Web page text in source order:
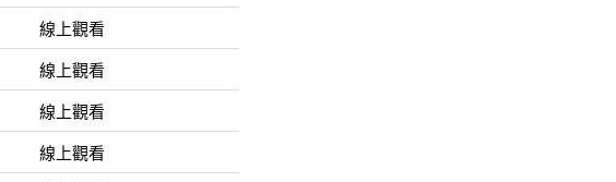
線上觀看
線上觀看
線上觀看
線上觀看